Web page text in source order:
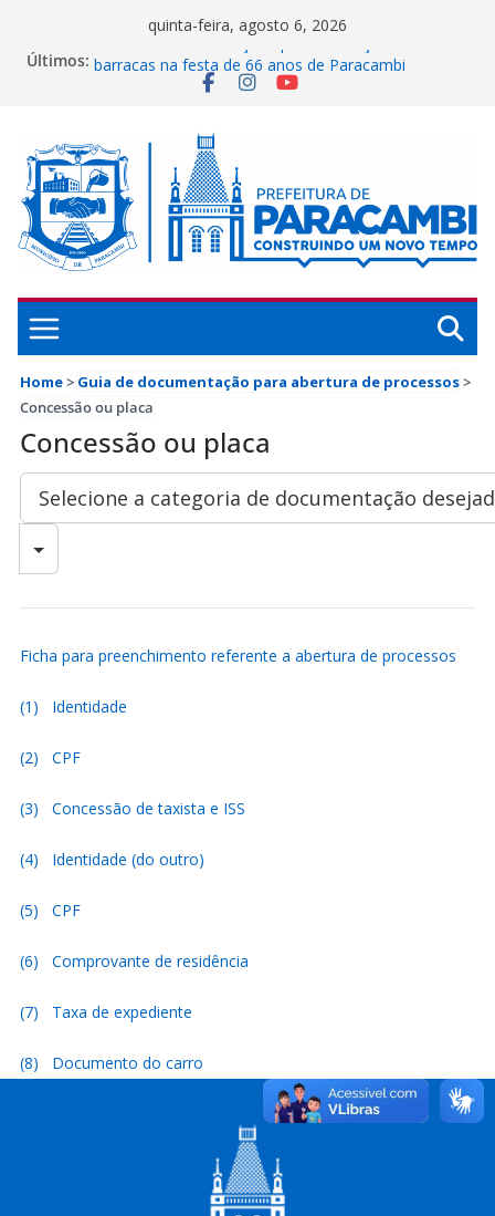
quinta-feira, agosto 6, 2026
Últimos:
Prefeitura abre inscrições para instalação de
barracas na festa de 66 anos de Paracambi
Secretaria de Ciência, Tecnologia e Inovação
Guarda Municipal de Paracambi celebra 25 anos de
dedicação e serviços prestados à população
Paracambi é destaque internacional por conquistas
na educação
UFRRJ se reúne com a Prefeitura de Paracambi para
implementar projeto esportivo no município
Home> Guia de documentação para abertura de processos>
Concessão ou placa
Concessão ou placa
Selecione a categoria de documentação
Ficha para preenchimento referente a abertura de processos
(1) Identidade
(2) CPF
(3) Concessão de taxista e ISS
(4) Identidade (do outro)
(5) CPF
(6) Comprovante de residência
(7) Taxa de expediente
(8) Documento do carro